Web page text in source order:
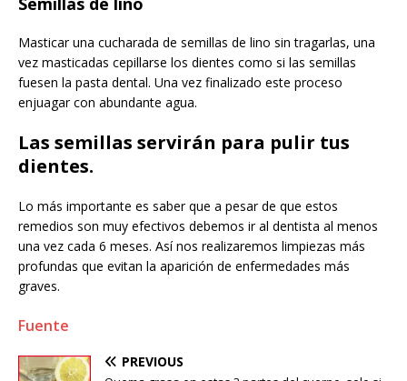
Masticar una cucharada de semillas de lino sin tragarlas, una
vez masticadas cepillarse los dientes como si las semillas
fuesen la pasta dental. Una vez finalizado este proceso
enjuagar con abundante agua.
Las semillas servirán para pulir tus
dientes.
Lo más importante es saber que a pesar de que estos
remedios son muy efectivos debemos ir al dentista al menos
una vez cada 6 meses. Así nos realizaremos limpiezas más
profundas que evitan la aparición de enfermedades más
graves.
Fuente
PREVIOUS